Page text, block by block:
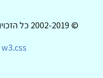
© 2002-2019 כל הזכויות שמורות לפסיכולוגיה עברית
w3.css